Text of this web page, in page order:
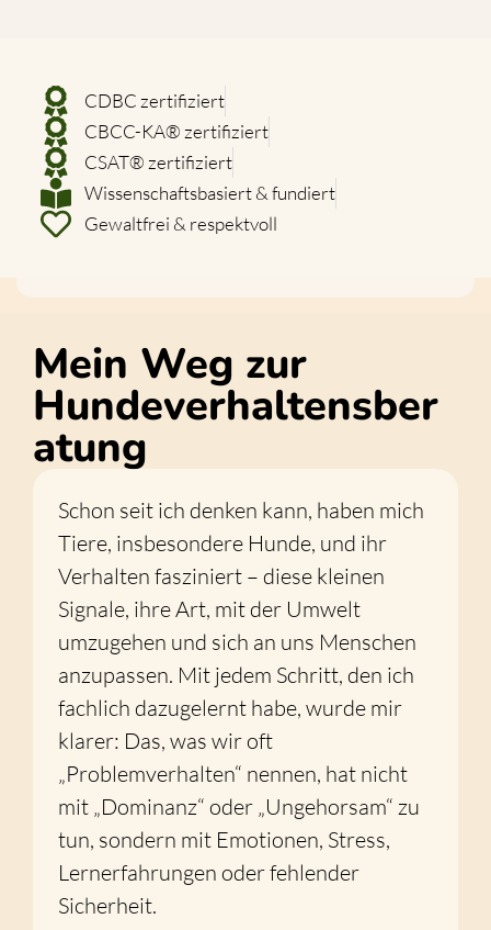
CDBC zertifiziert
CBCC-KA® zertifiziert
CSAT® zertifiziert
Wissenschaftsbasiert & fundiert
Gewaltfrei & respektvoll
Mein Weg zur
Hundeverhaltensber
atung
Schon seit ich denken kann, haben mich
Tiere, insbesondere Hunde, und ihr
Verhalten fasziniert – diese kleinen
Signale, ihre Art, mit der Umwelt
umzugehen und sich an uns Menschen
anzupassen. Mit jedem Schritt, den ich
fachlich dazugelernt habe, wurde mir
klarer: Das, was wir oft
„Problemverhalten“ nennen, hat nicht
mit „Dominanz“ oder „Ungehorsam“ zu
tun, sondern mit Emotionen, Stress,
Lernerfahrungen oder fehlender
Sicherheit.